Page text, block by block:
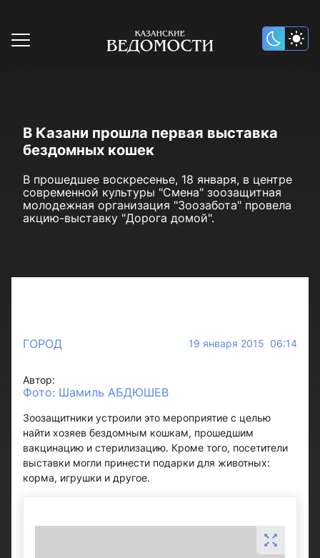
В Казани прошла первая выставка
бездомных кошек
В прошедшее воскресенье, 18 января, в центре
современной культуры "Смена" зоозащитная
молодежная организация "Зоозабота" провела
акцию-выставку "Дорога домой".
ГОРОД 19 января 2015 06:14
Автор:
Фото: Шамиль АБДЮШЕВ
Зоозащитники устроили это мероприятие с целью
найти хозяев бездомным кошкам, прошедшим
вакцинацию и стерилизацию. Кроме того, посетители
выставки могли принести подарки для животных:
корма, игрушки и другое.